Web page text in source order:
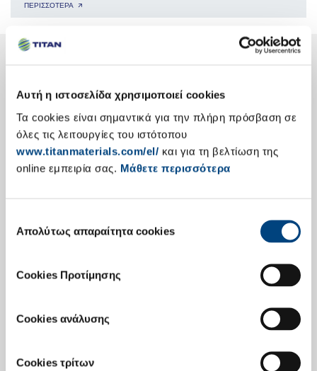
Αυτή η ιστοσελίδα χρησιμοποιεί cookies
Τα cookies είναι σημαντικά για την πλήρη πρόσβαση σε
όλες τις λειτουργίες του ιστότοπου
www.titanmaterials.com/el/ και για τη βελτίωση της
online εμπειρία σας. Μάθετε περισσότερα
συγκατάθεσης
Απολύτως απαραίτητα cookies
Cookies Προτίμησης
Cookies ανάλυσης
Cookies τρίτων
ΠΕΡΙΣΣΟΤΕΡΑ 🡭
δειτε τη διεθνη μας παρουσια 🡭
Ενημέρωση Επενδυτών
Εταιρική Παρουσίαση
Επενδυτές Ομολογιών